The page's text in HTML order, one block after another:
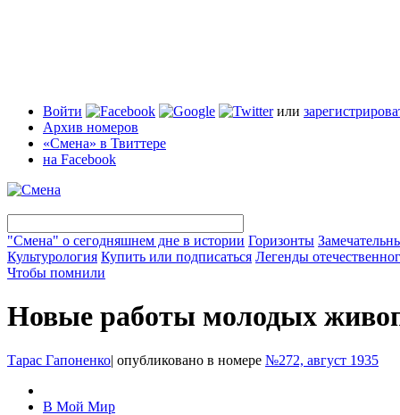
Войти или
Архив номеров
«Смена» в Твиттере
на Facebook
"Смена" о сегодняшнем дне в истории Горизонты
Культурология Купить или подписаться Легенды
Чтобы помнили
Новые работы молодых
Тарас Гапоненко| опубликовано в номере №272, август 1935
В Мой Мир